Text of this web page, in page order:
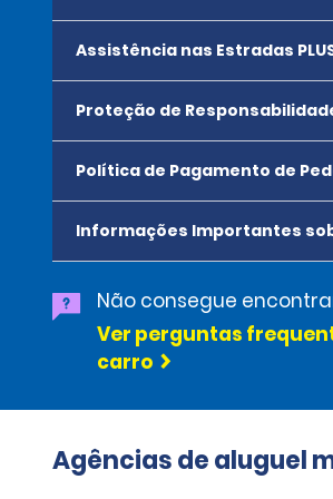
Assistência nas Estradas
Proteção de
Política de Pagamento de
Informações Importantes
Não consegue
Ver perguntas
carro
Agências de aluguel